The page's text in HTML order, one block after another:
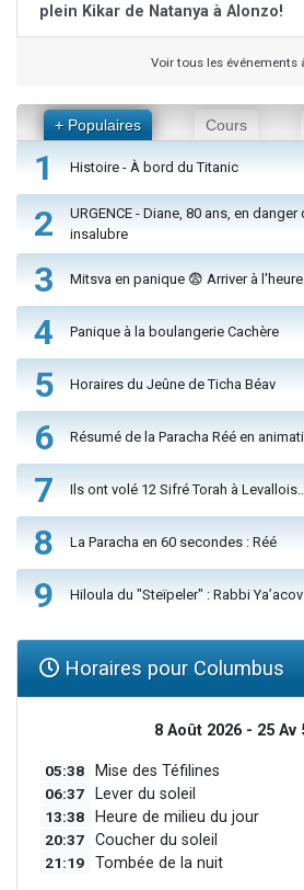
plein Kikar de Natanya à Alonzo!
Voir tous les événements
+ Populaires Cours
1 Histoire - À bord du Titanic
2
URGENCE - Diane, 80 ans, en
insalubre
3 Mitsva en panique 😨 Arriver à l'heure
4 Panique à la boulangerie Cachère
5 Horaires du Jeûne de Ticha Béav
6 Résumé de la Paracha Réé en
7 Ils ont volé 12 Sifré Torah à
8 La Paracha en 60 secondes : Réé
9 Hiloula du "Steïpeler" : Rabbi
Horaires pour Columbus
8 Août 2026 - 25 Av
05:38 Mise des Téfilines
06:37 Lever du soleil
13:38 Heure de milieu du jour
20:37 Coucher du soleil
21:19 Tombée de la nuit